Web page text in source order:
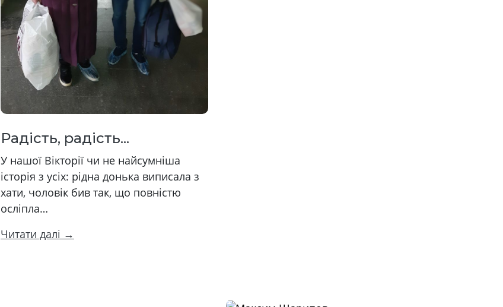
Радість, радість...
У нашої Вікторії чи не найсумніша
історія з усіх: рідна донька виписала з
хати, чоловік бив так, що повністю
осліпла…
Читати далі →